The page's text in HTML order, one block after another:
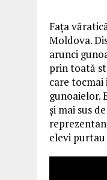
Fața
Moldova.
arunci
prin toată
care tocmai
gunoaielor.
și mai sus
elevi purtau